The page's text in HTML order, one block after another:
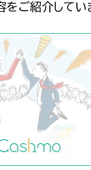
ご紹介してい